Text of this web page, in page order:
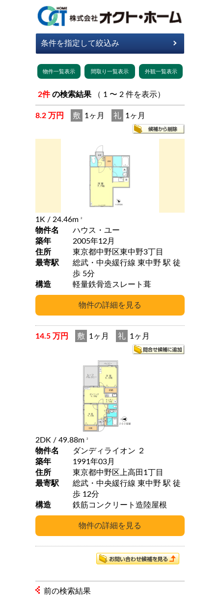
2件 の検索結果 （ 1 〜 2 件を表示）
8.2 万円 敷 1ヶ月 礼 1ヶ月
1K / 24.46m 2
物件名
ハウス・ユー
築年
2005年12月
住所
東京都中野区東中野3丁目
最寄駅
総武・中央緩行線 東中野 駅 徒
歩 5分
構造
軽量鉄骨造スレート葺
14.5 万円 敷 1ヶ月 礼 1ヶ月
2DK / 49.88m 2
物件名
ダンディライオン ２
築年
1991年03月
住所
東京都中野区上高田1丁目
最寄駅
総武・中央緩行線 東中野 駅 徒
歩 12分
構造
鉄筋コンクリート造陸屋根
前の検索結果